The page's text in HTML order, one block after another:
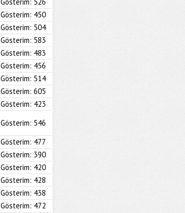
Gösterim: 450
Gösterim: 504
Gösterim: 583
Gösterim: 483
Gösterim: 456
Gösterim: 514
Gösterim: 605
Gösterim: 423
Gösterim: 546
Gösterim: 477
Gösterim: 390
Gösterim: 420
Gösterim: 428
Gösterim: 438
Gösterim: 472